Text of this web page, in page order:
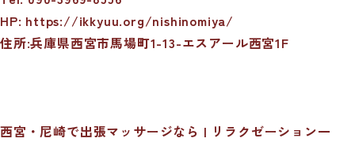
HP: https://ikkyuu.org/nishinomiya/
住所:兵庫県西宮市馬場町1-13-エスアール西宮1F
西宮・尼崎で出張マッサージなら | リラクゼーション一